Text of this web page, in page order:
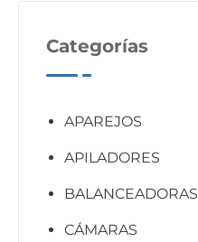
Categorías
APAREJOS
APILADORES
BALANCEADORAS
CÁMARAS